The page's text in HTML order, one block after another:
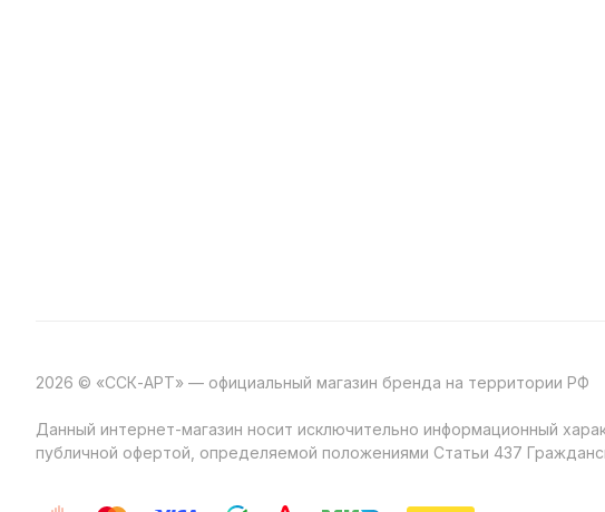
2026 © «ССК-АРТ» — официальный магазин бренда на территории РФ
Данный интернет-магазин носит исключительно информационный
публичной офертой, определяемой положениями Статьи 437